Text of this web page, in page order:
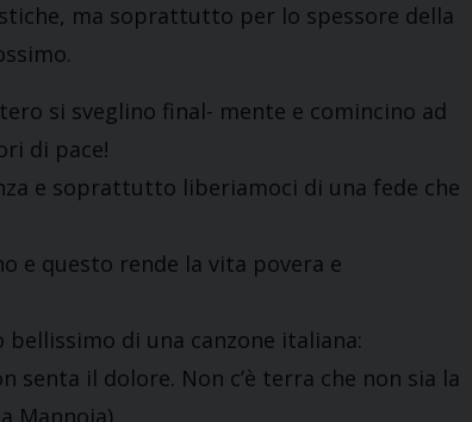
ma soprattutto per lo spessore della
si sveglino final- mente e comincino ad
di pace!
e soprattutto liberiamoci di una fede che
e questo rende la vita povera e
di una canzone italiana:
senta il dolore. Non c’è terra che non sia la